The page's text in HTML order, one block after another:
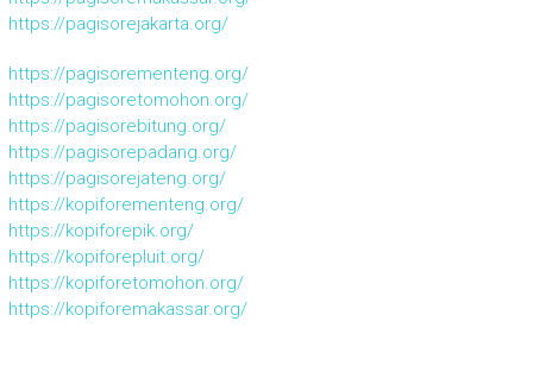
https://pagisorejakarta.org/
https://pagisorementeng.org/
https://pagisoretomohon.org/
https://pagisorebitung.org/
https://pagisorepadang.org/
https://pagisorejateng.org/
https://kopiforementeng.org/
https://kopiforepik.org/
https://kopiforepluit.org/
https://kopiforetomohon.org/
https://kopiforemakassar.org/